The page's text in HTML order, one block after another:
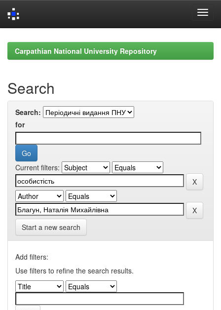
navigationCarpathian National University Repository
Search
Search:
for
Current filters:
Start a new search
Add filters:
Use filters to refine the search results.